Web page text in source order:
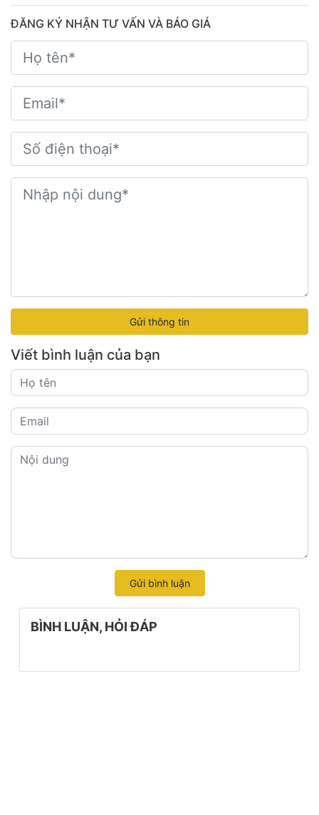
ĐĂNG KÝ NHẬN TƯ VẤN VÀ BÁO GIÁ
Gửi thông tin
Viết bình luận của bạn
Gửi bình luận
BÌNH LUẬN, HỎI ĐÁP